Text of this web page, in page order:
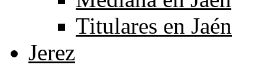
Titulares en Jaén
Jerez